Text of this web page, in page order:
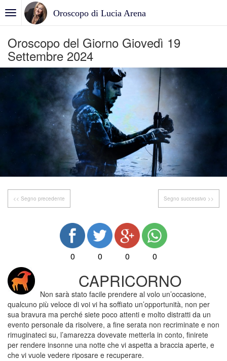
Oroscopo di Lucia Arena
Oroscopo del Giorno Giovedì 19
Settembre 2024
<< Segno precedente Segno successivo >>
0 0 0 0
CAPRICORNO
Non sarà stato facile prendere al volo un’occasione,
qualcuno più veloce di voi vi ha soffiato un’opportunità, non per
sua bravura ma perché siete poco attenti e molto distratti da un
evento personale da risolvere, a fine serata non recriminate e non
rimuginateci su, l’amarezza dovevate metterla in conto, finirete
per rendere insonne una notte che vi aspetta a braccia aperte, e
che vi vuole vedere riposare e recuperare.